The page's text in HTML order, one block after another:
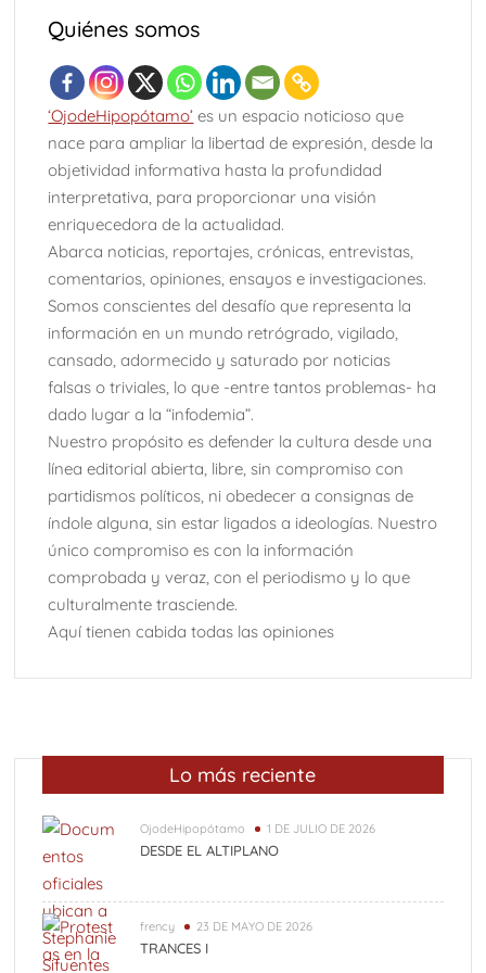
Diputada Daylín García adquiere inmueble con casi un
millón de pesos en efectivo
SWALTY 4.0
SWALTY 3.0
SWALTY 2.0
Vedados (parte 4 final)
Comentarios sobre el arte de Elías Henoc Permut y el
contexto cubano
Vedados (Parte 3)
Adiós a Ricardo Vinós
WILFREDO PRIETO Y EL ROBO A MANO ARMADA
SWALTY 1.0
Kevin Beovides Casas y el código binario de las
trasmutaciones
Una “carga al machete” por Félix González-Torres y el
arte cubano conceptual
Vedados (Parte 2)
Vedados (Parte 1)
Quiénes somos
‘OjodeHipopótamo’ es un espacio noticioso que
nace para ampliar la libertad de expresión, desde la
objetividad informativa hasta la profundidad
interpretativa, para proporcionar una visión
enriquecedora de la actualidad.
Abarca noticias, reportajes, crónicas, entrevistas,
comentarios, opiniones, ensayos e investigaciones.
Somos conscientes del desafío que representa la
información en un mundo retrógrado, vigilado,
cansado, adormecido y saturado por noticias
falsas o triviales, lo que -entre tantos problemas- ha
dado lugar a la “infodemia”.
Nuestro propósito es defender la cultura desde una
línea editorial abierta, libre, sin compromiso con
partidismos políticos, ni obedecer a consignas de
índole alguna, sin estar ligados a ideologías. Nuestro
único compromiso es con la información
comprobada y veraz, con el periodismo y lo que
culturalmente trasciende.
Aquí tienen cabida todas las opiniones
Lo más reciente
OjodeHipopótamo 1 DE JULIO DE 2026
DESDE EL ALTIPLANO
frency 23 DE MAYO DE 2026
TRANCES I